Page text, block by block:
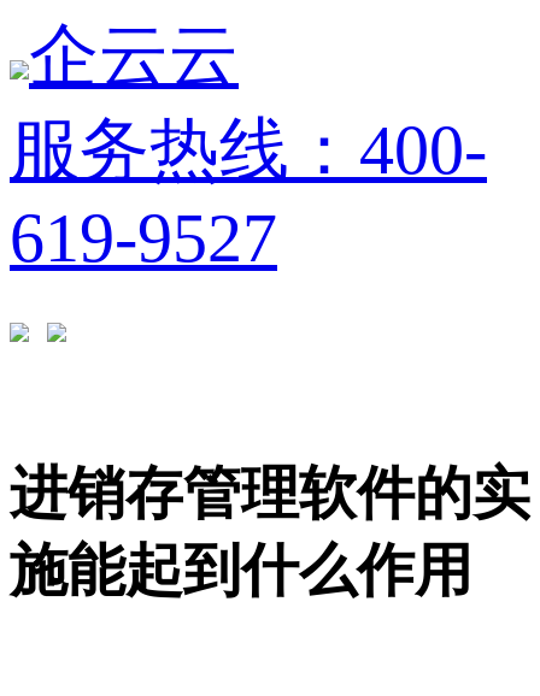
企云云
服务热线：400-
619-9527
进销存管理软件的实
施能起到什么作用